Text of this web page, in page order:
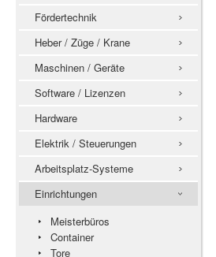
Fördertechnik
Heber / Züge / Krane
Maschinen / Geräte
Software / Lizenzen
Hardware
Elektrik / Steuerungen
Arbeitsplatz-Systeme
Einrichtungen
Meisterbüros
Container
Tore